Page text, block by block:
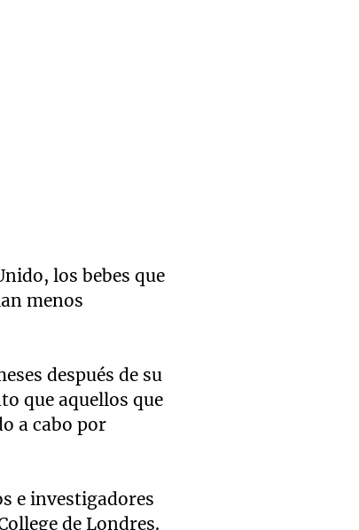
los bebes que
menos
después de su
que aquellos que
a cabo por
e investigadores
de Londres.